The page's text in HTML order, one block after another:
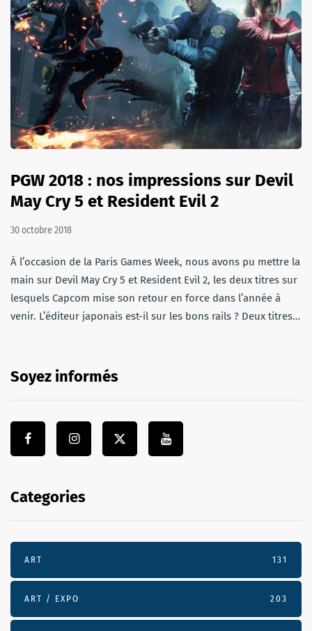
PGW 2018 : nos impressions sur Devil
May Cry 5 et Resident Evil 2
30 octobre 2018
À l’occasion de la Paris Games Week, nous avons pu mettre la
main sur Devil May Cry 5 et Resident Evil 2, les deux titres sur
lesquels Capcom mise son retour en force dans l’année à
venir. L’éditeur japonais est-il sur les bons rails ? Deux titres…
Soyez informés
Categories
ART 131
ART / EXPO 203